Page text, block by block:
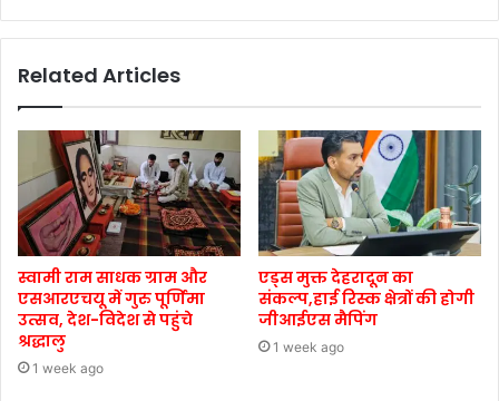
Related Articles
स्वामी राम साधक ग्राम और
एसआरएचयू में गुरु पूर्णिमा
उत्सव, देश-विदेश से पहुंचे
श्रद्धालु
1 week ago
एड्स मुक्त देहरादून का
संकल्प,हाई रिस्क क्षेत्रों की होगी
जीआईएस मैपिंग
1 week ago